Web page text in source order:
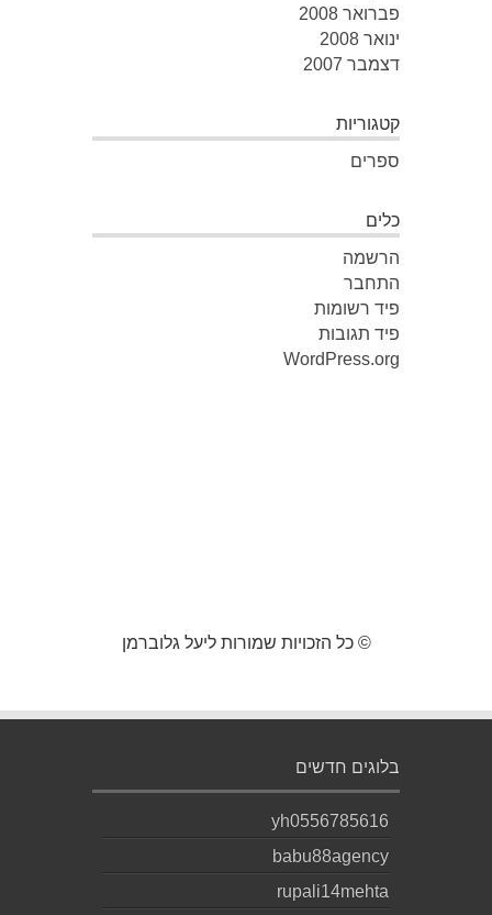
פברואר 2008
ינואר 2008
דצמבר 2007
קטגוריות
ספרים
כלים
הרשמה
התחבר
פיד רשומות
פיד תגובות
WordPress.org
© כל הזכויות שמורות ליעל גלוברמן
בלוגים חדשים
yh0556785616
babu88agency
rupali14mehta